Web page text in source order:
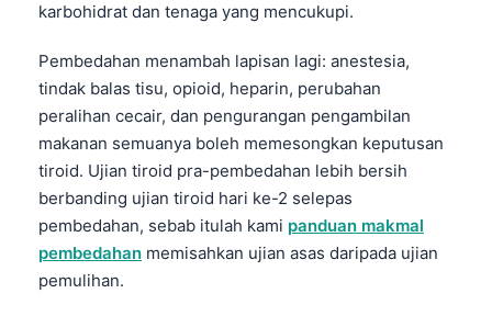
karbohidrat dan tenaga yang mencukupi.
Pembedahan menambah lapisan lagi: anestesia,
tindak balas tisu, opioid, heparin, perubahan
peralihan cecair, dan pengurangan pengambilan
makanan semuanya boleh memesongkan keputusan
tiroid. Ujian tiroid pra-pembedahan lebih bersih
berbanding ujian tiroid hari ke-2 selepas
pembedahan, sebab itulah kami panduan makmal
pembedahan memisahkan ujian asas daripada ujian
pemulihan.